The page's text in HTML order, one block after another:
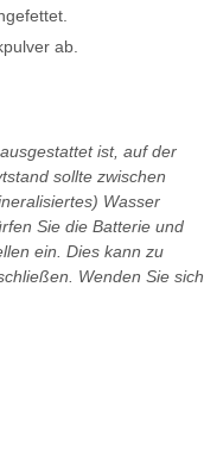
ab.
ist, auf der
sollte zwischen
Wasser
Sie die Batterie und
ein. Dies kann zu
Wenden Sie sich